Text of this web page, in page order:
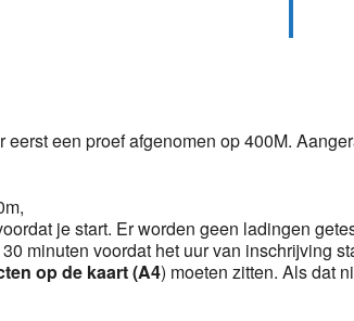
een proef afgenomen op 400M.
je start. Er worden geen ladingen
minuten voordat het uur van inschrijving
op de kaart (A4) moeten zitten. Als dat